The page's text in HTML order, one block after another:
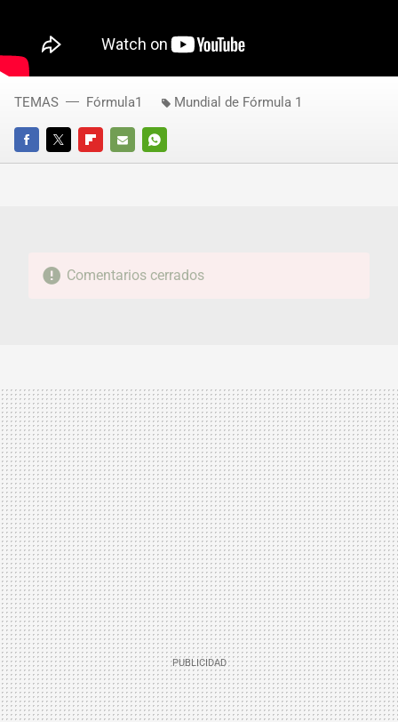
FACEBOOKTWITTERFLIPBOARD
E-
WHATSAPP
TEMAS Fórmula1 Mundial de Fórmula 1
Comentarios cerrados